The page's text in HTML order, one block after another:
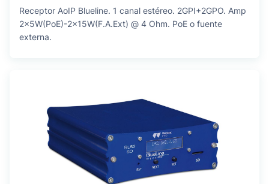
Receptor AoIP Blueline. 1 canal estéreo. 2GPI+2GPO. Amp
2x5W(PoE)-2x15W(F.A.Ext) @ 4 Ohm. PoE o fuente
externa.